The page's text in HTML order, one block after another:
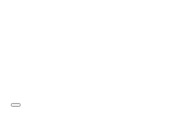
Hamburger Toggle Menu